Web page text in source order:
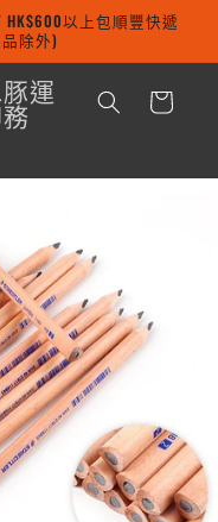
/ HK$600以上包順豐快遞
除外)
運
物